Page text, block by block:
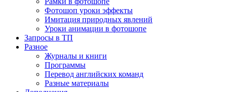
Фотошоп уроки эффекты
Имитация природных явлений
Уроки анимации в фотошопе
Запросы в ТП
Разное
Журналы и книги
Программы
Перевод английских команд
Разные материалы